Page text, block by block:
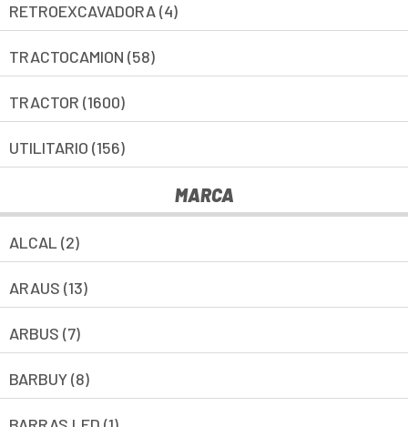
RETROEXCAVADORA (4)
TRACTOCAMION (58)
TRACTOR (1600)
UTILITARIO (156)
MARCA
ALCAL (2)
ARAUS (13)
ARBUS (7)
BARBUY (8)